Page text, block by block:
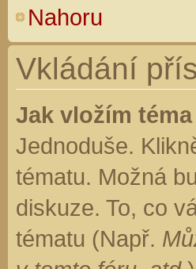
Nahoru
Vkládání
Jak vložím
Jednoduše.
tématu. Možná
diskuze. To, co
tématu (Např.